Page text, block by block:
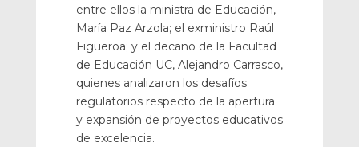
entre ellos la ministra de Educación,
María Paz Arzola; el exministro Raúl
Figueroa; y el decano de la Facultad
de Educación UC, Alejandro Carrasco,
quienes analizaron los desafíos
regulatorios respecto de la apertura
y expansión de proyectos educativos
de excelencia.